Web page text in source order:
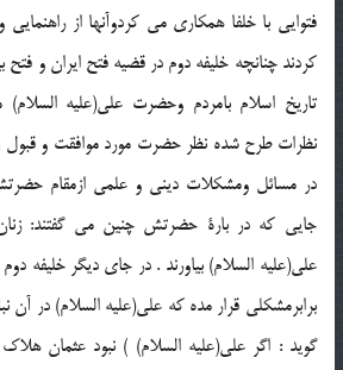
فتوايي با خلفا همكاري مي كردوآنها از
كردند چنانچه خليفه دوم در قضيه فتح ايران و
تاريخ اسلام بامردم وحضرت علي(عليه
نظرات طرح شده نظر حضرت مورد موافقت و قبول
در مسائل ومشكلات ديني و علمي ازمقام
جايي كه در بارة حضرتش چنين مي گفتند: زنان
علي(عليه السلام) بياورند . در جاي ديگر خليفه